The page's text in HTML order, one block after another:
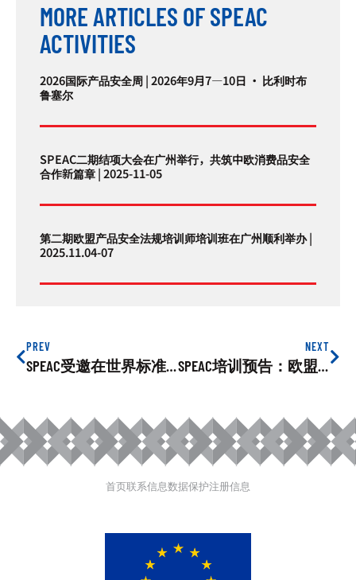
MORE ARTICLES OF SPEAC
ACTIVITIES
2026国际产品安全周 | 2026年9月7—10日 · 比利时布
鲁塞尔
SPEAC二期结项大会在广州举行，共筑中欧消费品安全
合作新篇章 | 2025-11-05
第二期欧盟产品安全法规培训师培训班在广州顺利举办 |
2025.11.04-07
PREV
SPEAC受邀在世界标准日纪念大会上发言
NEXT
SPEAC培训预告：欧盟儿童玩具合规线上培训会，2021年11月3日
首页联系信息数据保护注册信息